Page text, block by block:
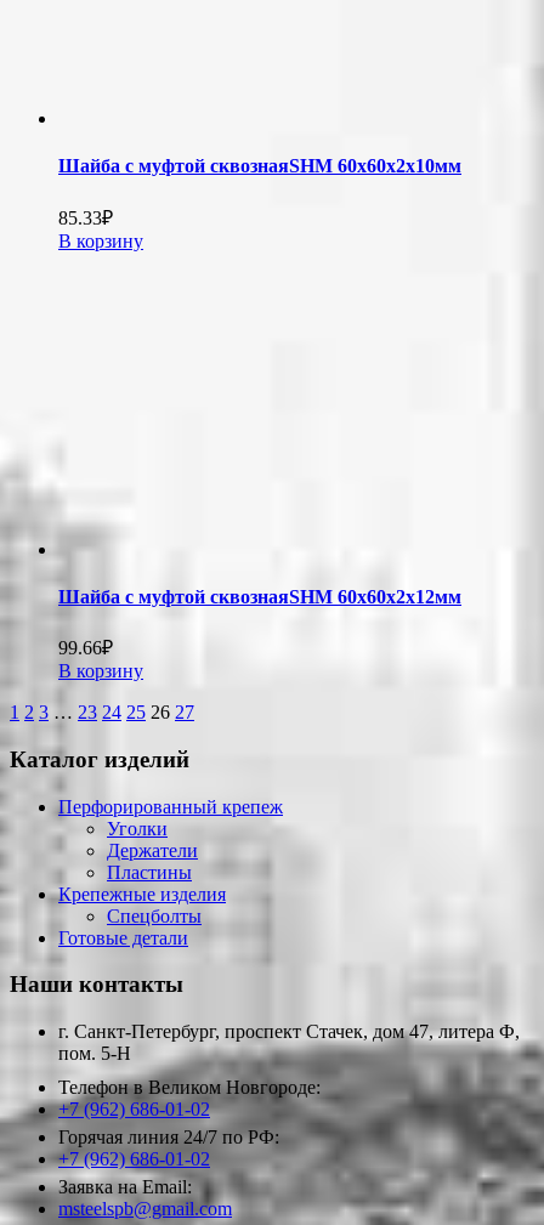
Шайба с муфтой сквознаяSHM 60х60х2х10мм
85.33₽
В корзину
Шайба с муфтой сквознаяSHM 60х60х2х12мм
99.66₽
В корзину
1 2 3 … 23 24 25 26 27
Каталог изделий
Перфорированный крепеж
Уголки
Держатели
Пластины
Крепежные изделия
Спецболты
Готовые детали
Наши контакты
г. Санкт-Петербург, проспект Стачек, дом 47, литера Ф,
пом. 5-Н
Телефон в Великом Новгороде:
+7 (962) 686-01-02
Горячая линия 24/7 по РФ:
+7 (962) 686-01-02
Заявка на Email:
msteelspb@gmail.com